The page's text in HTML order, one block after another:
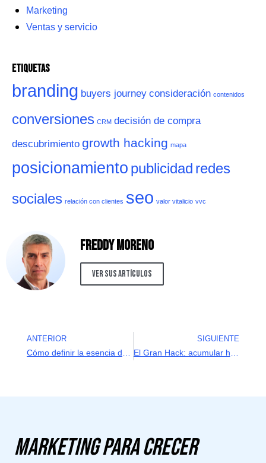
Marketing
Ventas y servicio
Etiquetas
branding buyers journey consideración contenidos
conversiones CRM decisión de compra
descubrimiento growth hacking mapa
posicionamiento publicidad redes
sociales relación con clientes seo valor vitalicio vvc
Freddy Moreno
Ver sus artículos
ANTERIOR
Cómo definir la esencia de marca. Una pieza fundamental para desarrollar tu negocio
SIGUIENTE
El Gran Hack: acumular hacks. Iteración e Incrementaliad en Growth.
Marketing para crecer